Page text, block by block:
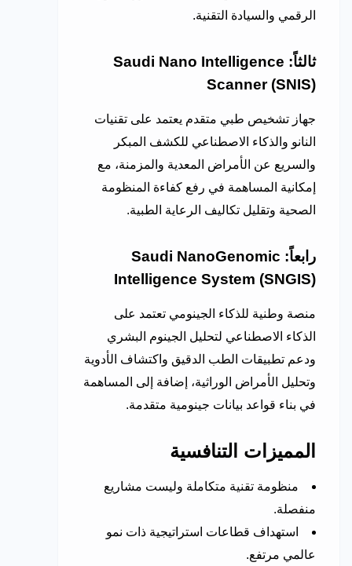
الرقمي والسيادة التقنية.
ثالثاً: Saudi Nano Intelligence
Scanner (SNIS)
جهاز تشخيص طبي متقدم يعتمد على تقنيات
النانو والذكاء الاصطناعي للكشف المبكر
والسريع عن الأمراض المعدية والمزمنة، مع
إمكانية المساهمة في رفع كفاءة المنظومة
الصحية وتقليل تكاليف الرعاية الطبية.
رابعاً: Saudi NanoGenomic
Intelligence System (SNGIS)
منصة وطنية للذكاء الجينومي تعتمد على
الذكاء الاصطناعي لتحليل الجينوم البشري
ودعم تطبيقات الطب الدقيق واكتشاف الأدوية
وتحليل الأمراض الوراثية، إضافة إلى المساهمة
في بناء قواعد بيانات جينومية متقدمة.
المميزات التنافسية
منظومة تقنية متكاملة وليست مشاريع
منفصلة.
استهداف قطاعات استراتيجية ذات نمو
عالمي مرتفع.